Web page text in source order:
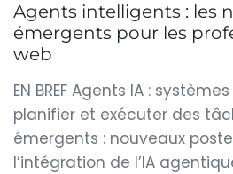
Agents intelligents : les
émergents pour les
web
EN BREF Agents IA :
planifier et exécuter des
émergents : nouveaux
l’intégration de l’IA